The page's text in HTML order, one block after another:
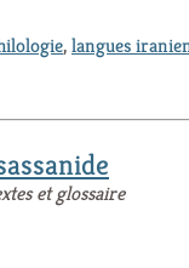
,langues
et glossaire